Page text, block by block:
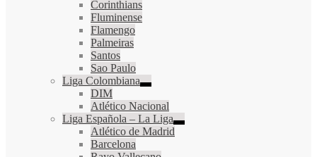
Corinthians
Fluminense
Flamengo
Palmeiras
Santos
Sao Paulo
Liga Colombiana
DIM
Atlético Nacional
Liga Española – La Liga
Atlético de Madrid
Barcelona